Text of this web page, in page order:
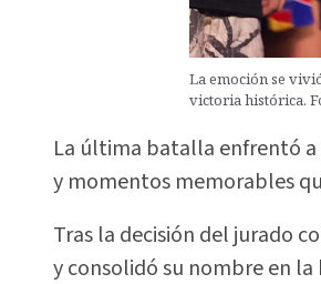
La emoción se
victoria histórica.
La última batalla enfrentó a
y momentos memorables
Tras la decisión del jurado
y consolidó su nombre en